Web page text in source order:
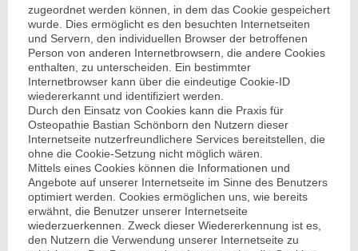
zugeordnet werden können, in dem das Cookie gespeichert
wurde. Dies ermöglicht es den besuchten Internetseiten
und Servern, den individuellen Browser der betroffenen
Person von anderen Internetbrowsern, die andere Cookies
enthalten, zu unterscheiden. Ein bestimmter
Internetbrowser kann über die eindeutige Cookie-ID
wiedererkannt und identifiziert werden.
Durch den Einsatz von Cookies kann die Praxis für
Osteopathie Bastian Schönborn den Nutzern dieser
Internetseite nutzerfreundlichere Services bereitstellen, die
ohne die Cookie-Setzung nicht möglich wären.
Mittels eines Cookies können die Informationen und
Angebote auf unserer Internetseite im Sinne des Benutzers
optimiert werden. Cookies ermöglichen uns, wie bereits
erwähnt, die Benutzer unserer Internetseite
wiederzuerkennen. Zweck dieser Wiedererkennung ist es,
den Nutzern die Verwendung unserer Internetseite zu